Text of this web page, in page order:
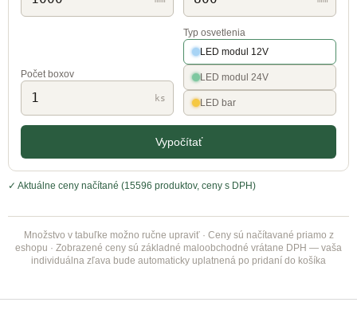
Počet boxov
ks
Typ osvetlenia
LED modul 12V
LED modul 24V
LED bar
Vypočítať
✓ Aktuálne ceny načítané (15596 produktov, ceny s DPH)
Množstvo v tabuľke možno ručne upraviť · Ceny sú načítavané priamo z
eshopu · Zobrazené ceny sú základné maloobchodné vrátane DPH — vaša
individuálna zľava bude automaticky uplatnená po pridaní do košíka